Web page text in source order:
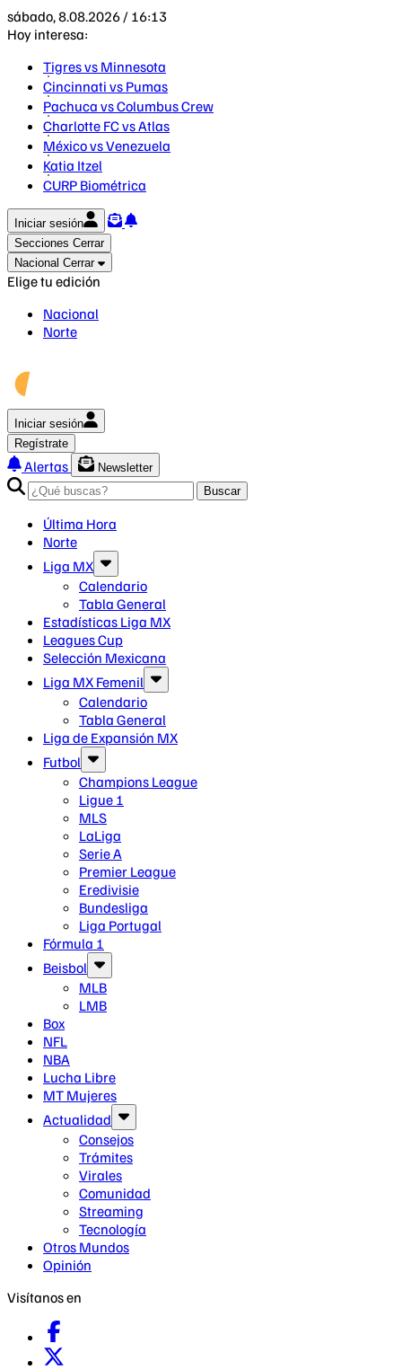
sábado, 8.08.2026 / 16:13
Hoy interesa:
Tigres vs Minnesota
Cincinnati vs Pumas
Pachuca vs Columbus Crew
Charlotte FC vs Atlas
México vs Venezuela
Katia Itzel
CURP Biométrica
Iniciar sesión
Secciones Cerrar
Nacional Cerrar
Elige tu edición
Nacional
Norte
Iniciar sesión
Regístrate
Alertas
Newsletter
Buscar
Última Hora
Norte
Liga MX
Calendario
Tabla General
Estadísticas Liga MX
Leagues Cup
Selección Mexicana
Liga MX Femenil
Calendario
Tabla General
Liga de Expansión MX
Futbol
Champions League
Ligue 1
MLS
LaLiga
Serie A
Premier League
Eredivisie
Bundesliga
Liga Portugal
Fórmula 1
Beisbol
MLB
LMB
Box
NFL
NBA
Lucha Libre
MT Mujeres
Actualidad
Consejos
Trámites
Virales
Comunidad
Streaming
Tecnología
Otros Mundos
Opinión
Visítanos en